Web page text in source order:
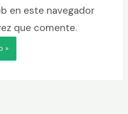
en este navegador
que comente.